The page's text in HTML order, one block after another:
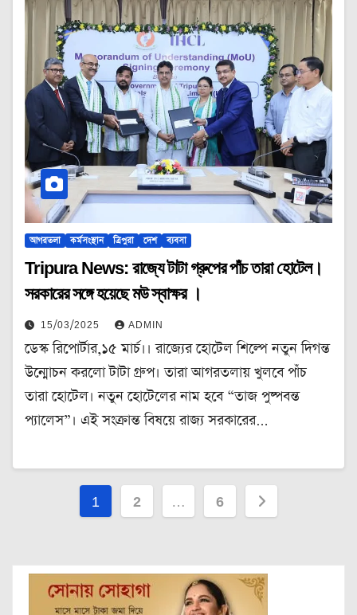
আগরতলা কর্মসংস্থান ত্রিপুরা দেশ ব্যবসা
Tripura News: রাজ্যে টাটা গ্রুপের পাঁচ তারা হোটেল।
সরকারের সঙ্গে হয়েছে মউ স্বাক্ষর ।
15/03/2025 ADMIN
ডেস্ক রিপোর্টার,১৫ মার্চ।। রাজ্যের হোটেল শিল্পে নতুন দিগন্ত
উন্মোচন করলো টাটা গ্রুপ। তারা আগরতলায় খুলবে পাঁচ
তারা হোটেল। নতুন হোটেলের নাম হবে “তাজ পুষ্পবন্ত
প্যালেস”। এই সংক্রান্ত বিষয়ে রাজ্য সরকারের…
Posts
1 2 … 6